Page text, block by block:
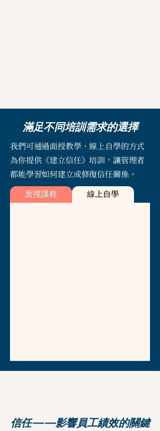
滿足不同培訓需求的選擇
我們可通過面授教學、線上自學的方式
為你提供《建立信任》培訓，讓管理者
都能學習如何建立或修復信任關係。
面授課程 線上自學
信任——影響員工績效的關鍵